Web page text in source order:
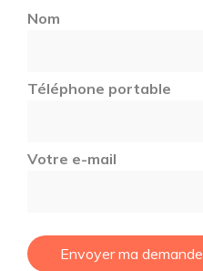
Nom
Téléphone portable
Votre e-mail
Envoyer ma demande